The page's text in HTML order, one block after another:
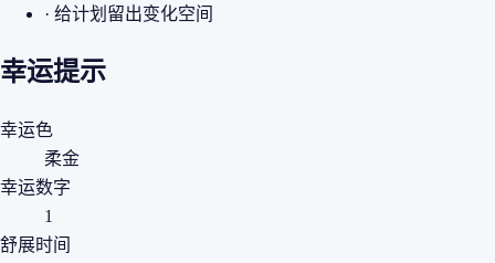
· 给计划留出变化空间
幸运提示
幸运色
柔金
幸运数字
1
舒展时间